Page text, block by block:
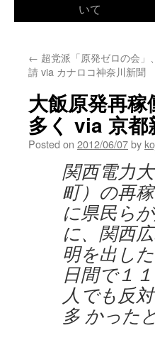
いて
← 超党派「原発ゼロの会
請 via カナロコ神奈川新聞
大飯原発再
多く via 京都
Posted on 2012/06/07by
関西電力
町）の再
に県民ら
に、関西
明を出し
日間で１
人でも反
多 かった